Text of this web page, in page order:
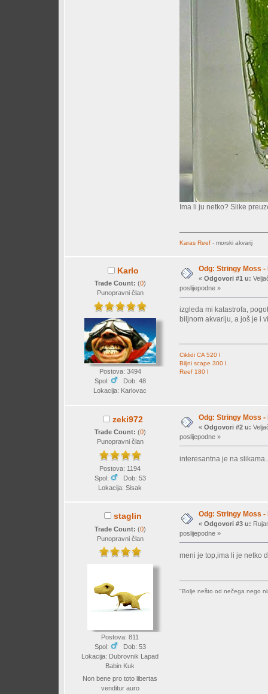
Ima li ju netko? Slike
Karas Reef - morski akvarij
Karlo
Trade Count: (0)
Punopravni član
Postova: 3494
Spol:
Dob: 48
Lokacija: Karlovac
Odg: Stringy Moss
« Odgovori #1 u:
poslijepodne »
izgleda mi katastrofa,
biljnom akvariju, a još je i
Ciklidi CA 520 l
Biljni scape 300 l
Reef 180 l
zeki972
Trade Count: (0)
Punopravni član
Postova: 1194
Spol:
Dob: 53
Lokacija: Sisak
Odg: Stringy Moss
« Odgovori #2 u:
poslijepodne »
interesantna je na
staglin
Trade Count: (0)
Punopravni član
Postova: 811
Spol:
Dob: 53
Lokacija: Dubrovnik Lapad
Babin Kuk
Non bene pro toto libertas
venditur auro
Odg: Stringy Moss
« Odgovori #3 u:
poslijepodne »
meni je top,ima li je netko
"Bolje nešto od nečega nego